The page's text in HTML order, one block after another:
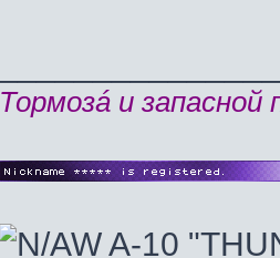
Тормозá и